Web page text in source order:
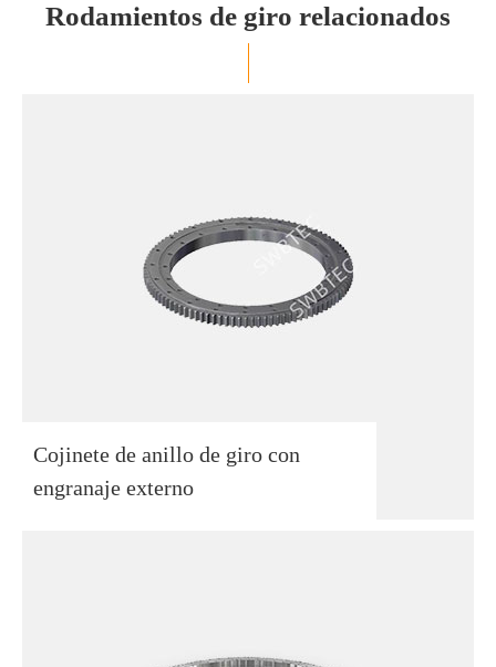
Rodamientos de giro relacionados
Cojinete de anillo de giro con
engranaje externo